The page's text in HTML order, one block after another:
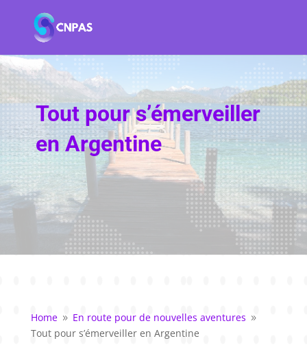
Tout pour s’émerveiller
en Argentine
Home 9 En route pour de nouvelles aventures 9
Tout pour s’émerveiller en Argentine